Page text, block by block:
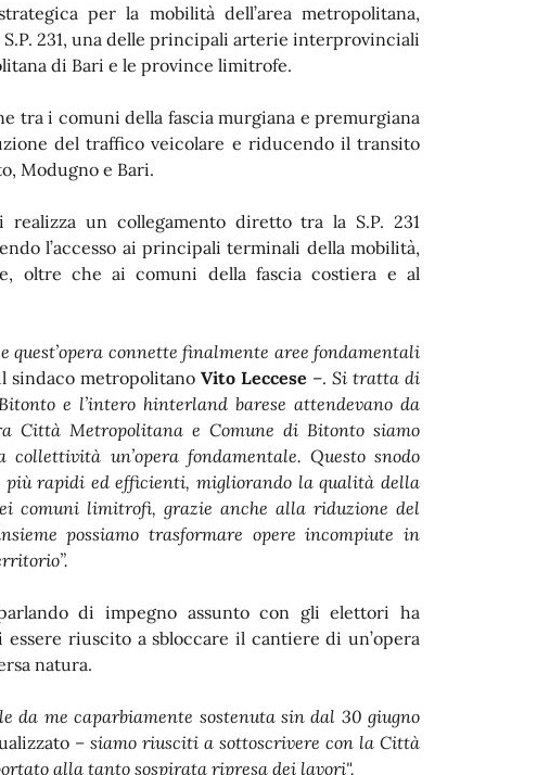
per la mobilità dell’area metropolitana,
231, una delle principali arterie interprovinciali
di Bari e le province limitrofe.
tra i comuni della fascia murgiana e premurgiana
del traffico veicolare e riducendo il transito
Modugno e Bari.
un collegamento diretto tra la S.P. 231
l’accesso ai principali terminali della mobilità,
oltre che ai comuni della fascia costiera e al
connette finalmente aree fondamentali
sindaco metropolitanoVito Leccese –.Si tratta di
e l’intero hinterland barese attendevano da
Città Metropolitana e Comune di Bitonto siamo
un’opera fondamentale. Questo snodo
rapidi ed efficienti, migliorando la qualità della
comuni limitrofi, grazie anche alla riduzione del
possiamo trasformare opere incompiute in
di impegno assunto con gli elettori ha
riuscito a sbloccare il cantiere di un’opera
natura.
da me caparbiamente sostenuta sin dal 30 giugno
– siamo riusciti a sottoscrivere con la Città
alla tanto sospirata ripresa dei lavori".